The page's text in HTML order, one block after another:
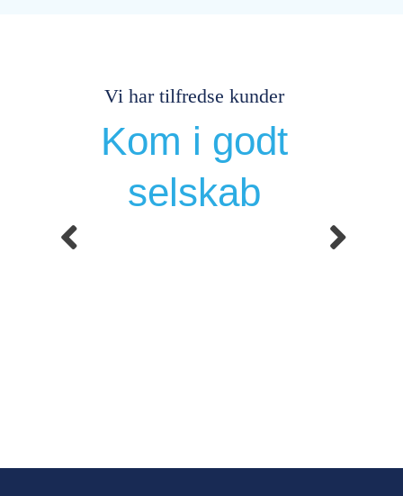
Vi har tilfredse kunder
Kom i godt
selskab